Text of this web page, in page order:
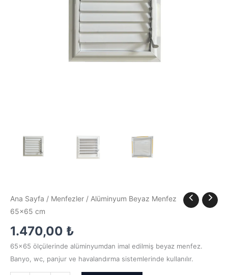
Ana Sayfa / Menfezler / Alüminyum Beyaz Menfez
65×65 cm
1.470,00 ₺
65×65 ölçülerinde alüminyumdan imal edilmiş beyaz menfez.
Banyo, wc, panjur ve havalandırma sistemlerinde kullanılır.